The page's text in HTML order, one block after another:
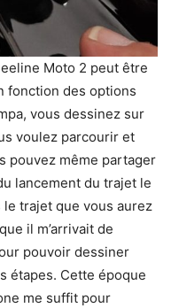
Moto 2 peut être
fonction des options
vous dessinez sur
voulez parcourir et
pouvez même partager
lancement du trajet le
trajet que vous aurez
il m’arrivait de
pouvoir dessiner
étapes. Cette époque
me suffit pour